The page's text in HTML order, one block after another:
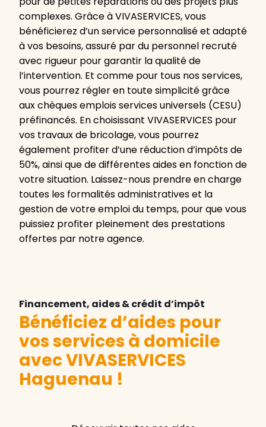
complexes. Grâce à VIVASERVICES, vous
bénéficierez d’un service personnalisé et adapté
à vos besoins, assuré par du personnel recruté
avec rigueur pour garantir la qualité de
l’intervention. Et comme pour tous nos services,
vous pourrez régler en toute simplicité grâce
aux chèques emplois services universels (CESU)
préfinancés. En choisissant VIVASERVICES pour
vos travaux de bricolage, vous pourrez
également profiter d’une réduction d’impôts de
50%, ainsi que de différentes aides en fonction de
votre situation. Laissez-nous prendre en charge
toutes les formalités administratives et la
gestion de votre emploi du temps, pour que vous
puissiez profiter pleinement des prestations
offertes par notre agence.
Financement, aides & crédit d’impôt
Bénéficiez d’aides pour
vos services à domicile
avec VIVASERVICES
Haguenau !